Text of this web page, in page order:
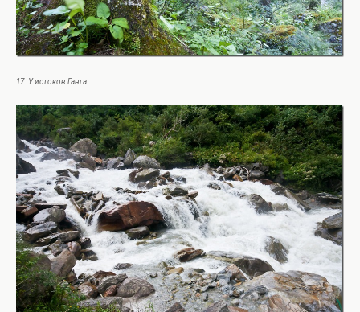
17. У истоков Ганга.